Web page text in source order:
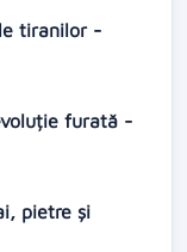
tiranilor -
furată -
pietre și